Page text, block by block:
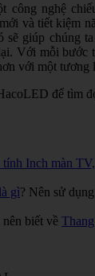
công nghệ
và tiết kiệm
sẽ giúp chúng
Với mỗi bước
với một tương
để tìm
tính Inch màn
gì? Nên sử
biết về